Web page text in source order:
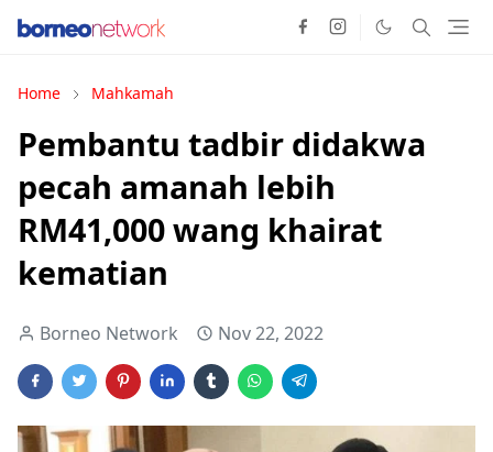
Home Mahkamah
Pembantu tadbir didakwa
pecah amanah lebih
RM41,000 wang khairat
kematian
Borneo Network Nov 22, 2022